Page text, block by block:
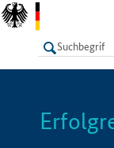
LISTE